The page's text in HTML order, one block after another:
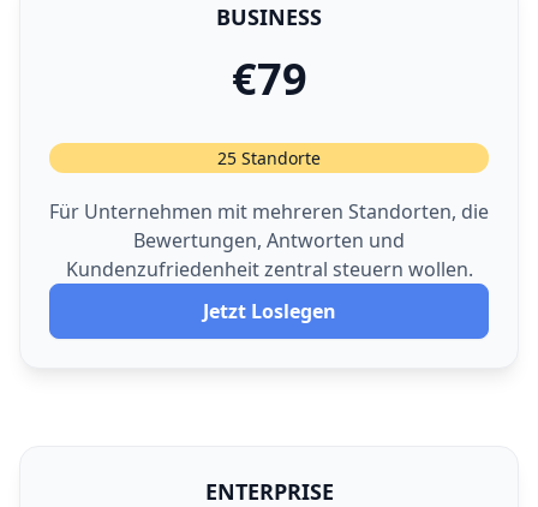
BUSINESS
€79
25 Standorte
Für Unternehmen mit mehreren Standorten, die
Bewertungen, Antworten und
Kundenzufriedenheit zentral steuern wollen.
Jetzt Loslegen
ENTERPRISE